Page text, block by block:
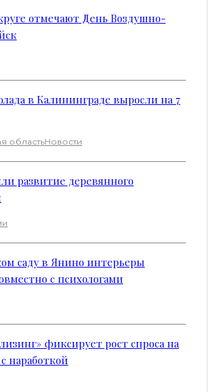
отмечают День Воздушно-
в Калининграде выросли на 7
областьНовости
развитие деревянного
саду в Янино интерьеры
с психологами
фиксирует рост спроса на
наработкой